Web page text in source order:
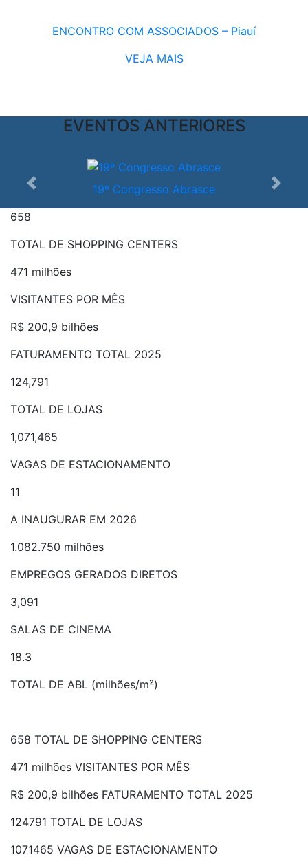
ENCONTRO COM ASSOCIADOS – Piauí
VEJA MAIS
EVENTOS ANTERIORES
19º Congresso Abrasce
Anterior
658
TOTAL DE SHOPPING CENTERS
471 milhões
VISITANTES POR MÊS
R$ 200,9 bilhões
FATURAMENTO TOTAL 2025
124,791
TOTAL DE LOJAS
1,071,465
VAGAS DE ESTACIONAMENTO
11
A INAUGURAR EM 2026
1.082.750 milhões
EMPREGOS GERADOS DIRETOS
3,091
SALAS DE CINEMA
18.3
TOTAL DE ABL (milhões/m²)
658 TOTAL DE SHOPPING CENTERS
471 milhões VISITANTES POR MÊS
R$ 200,9 bilhões FATURAMENTO TOTAL 2025
124791 TOTAL DE LOJAS
1071465 VAGAS DE ESTACIONAMENTO